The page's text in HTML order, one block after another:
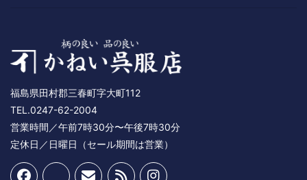
福島県田村郡三春町字大町112
TEL.0247-62-2004
営業時間／午前7時30分〜午後7時30分
定休日／日曜日（セール期間は営業）